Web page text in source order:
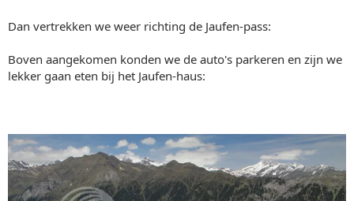
Dan vertrekken we weer richting de Jaufen-pass:
Boven aangekomen konden we de auto's parkeren en zijn we
lekker gaan eten bij het Jaufen-haus: